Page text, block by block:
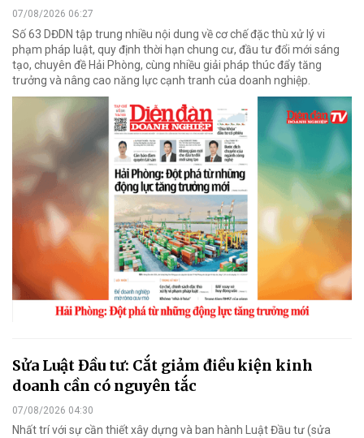
07/08/2026 06:27
Số 63 DĐDN tập trung nhiều nội dung về cơ chế đặc thù xử lý vi
phạm pháp luật, quy định thời hạn chung cư, đầu tư đổi mới sáng
tạo, chuyên đề Hải Phòng, cùng nhiều giải pháp thúc đẩy tăng
trưởng và nâng cao năng lực cạnh tranh của doanh nghiệp.
Sửa Luật Đầu tư: Cắt giảm điều kiện kinh
doanh cần có nguyên tắc
07/08/2026 04:30
Nhất trí với sự cần thiết xây dựng và ban hành Luật Đầu tư (sửa